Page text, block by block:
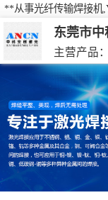
**从事光纤传输焊接机
光焊接机,激光打标机,
东莞市中
激光焊接机
激光打标机
激光切割机